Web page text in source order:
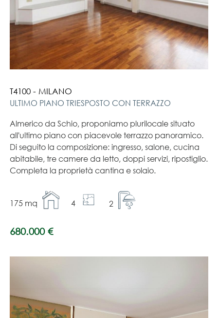
T4100 - MILANO
ULTIMO PIANO TRIESPOSTO CON TERRAZZO
Almerico da Schio, proponiamo plurilocale situato
all'ultimo piano con piacevole terrazzo panoramico.
Di seguito la composizione: ingresso, salone, cucina
abitabile, tre camere da letto, doppi servizi, ripostiglio.
Completa la proprietà cantina e solaio.
175 mq 4 2
680.000 €